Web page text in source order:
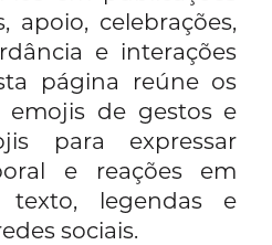
apoio, celebrações,
e interações
página reúne os
emojis de gestos e
para expressar
e reações em
texto, legendas e
sociais.